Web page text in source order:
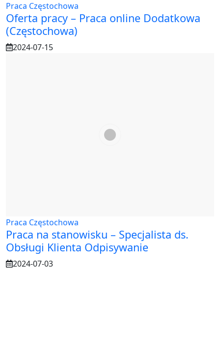
Praca Częstochowa
Oferta pracy – Praca online Dodatkowa
(Częstochowa)
2024-07-15
Praca Częstochowa
Praca na stanowisku – Specjalista ds.
Obsługi Klienta Odpisywanie
2024-07-03